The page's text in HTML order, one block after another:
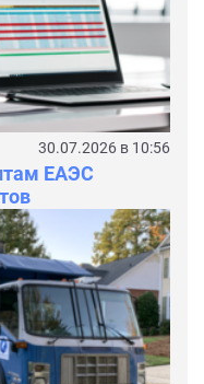
30.07.2026 в 10:56
ЕАЭС